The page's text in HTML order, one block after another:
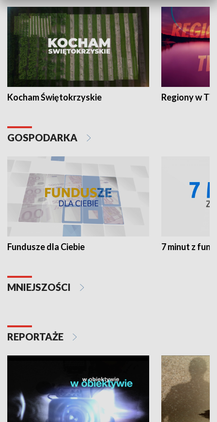
Kocham Świętokrzyskie Regiony w
GOSPODARKA
Fundusze dla Ciebie 7 minut z
MNIEJSZOŚCI
REPORTAŻE